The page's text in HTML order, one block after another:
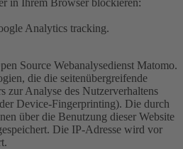
Analytics tracking.
Source Webanalysedienst Matomo.
die die seitenübergreifende
zur Analyse des Nutzerverhaltens
Device-Fingerprinting). Die durch
über die Benutzung dieser Website
Die IP-Adresse wird vor